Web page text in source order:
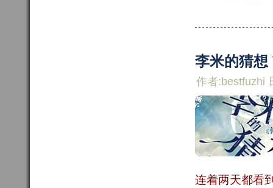
李米的猜想
作者:bestfuzhi
连着两天都看